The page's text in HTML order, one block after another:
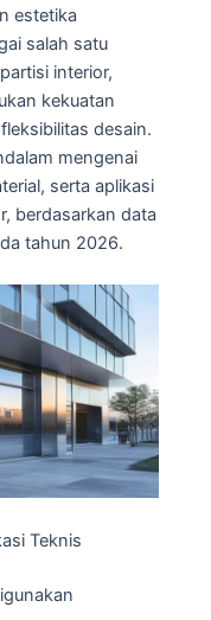
estetika
salah satu
interior,
kekuatan
desain.
mengenai
serta aplikasi
berdasarkan data
tahun 2026.
Teknis